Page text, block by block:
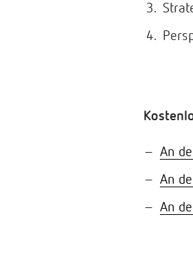
An
An
An